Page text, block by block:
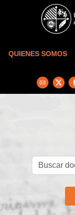
Skip to main content
QUIENES SOMOS